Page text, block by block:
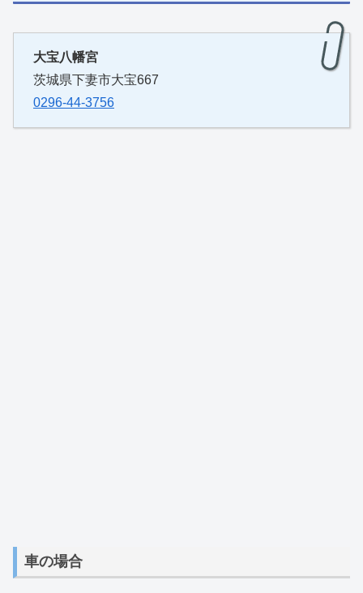
大宝八幡宮
茨城県下妻市大宝667
0296-44-3756
車の場合